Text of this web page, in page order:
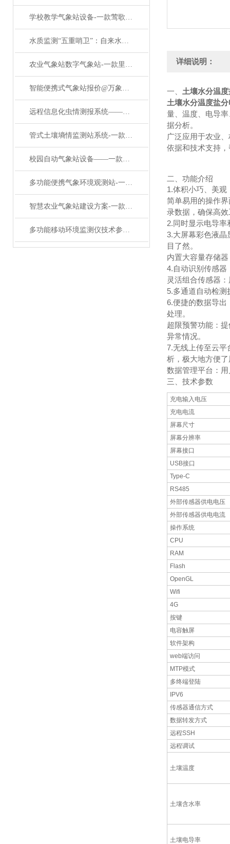
学校教学气象站设备-一款莺歌燕舞校园微气象观测站#2022已更新
水质监测“五重哨卫”：自来水厂水质五参数监测设备赋能安全供水
农业气象站数字气象站-一款里程碑的太阳能智能农业气象站#2023已更新
智能便携式气象站报价@万象厂家新品上架#沙尘资讯
远程信息化虫情测报系统——工作模式可选择自动化虫情测报灯#2024顺丰包邮
管式土壤墒情监测站系统-一款金风送爽的便携式土壤墒情测定仪#2023已更新
校园自动气象站设备——一款扎扎实实让人放心的校园全自动气象站2024更新
多功能便携气象环境观测站-一款说走就走的移动应急气象站#2023已更新
智慧农业气象站建设方案-一款美好的农业气象观测仪器#2023已更新
多功能移动环境监测仪技术参数@万象环境厂家《恶劣天气新闻》
详细说明：
一、 土壤水分温
土壤水分温度盐
量、温度、电导
据分析。
广泛应用于农业
依据和技术支持
二、功能介绍
1.体积小巧、美
简单易用的操作
录数据，确保高
2.同时显示电导
3.大屏幕彩色液晶
目了然。
内置大容量存储
4.自动识别传感器
灵活组合传感器
5.多通道自动检
6.便捷的数据导出
处理。
超限预警功能：
异常情况。
7.无线上传至云平
析，极大地方便
数据管理平台：
三、技术参数
充电输入电压
充电电流
屏幕尺寸
屏幕分辨率
屏幕接口
USB接口
Type-C
RS485
外部传感器供电电压
外部传感器供电电流
操作系统
CPU
RAM
Flash
OpenGL
Wifi
4G
按键
电容触屏
软件架构
web端访问
MTP模式
多终端登陆
IPV6
传感器通信方式
数据转发方式
远程SSH
远程调试
土壤温度
土壤含水率
土壤电导率